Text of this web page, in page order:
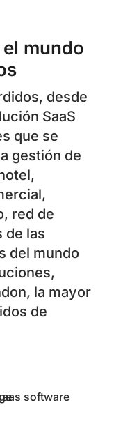
mundo
desde
SaaS
que se
gestión de
red de
de las
del mundo
la mayor
de